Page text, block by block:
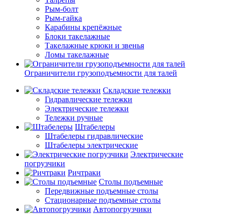
Рым-болт
Рым-гайка
Карабины крепёжные
Блоки такелажные
Такелажные крюки и звенья
Ломы такелажные
Ограничители грузоподъемности для талей
Складские тележки
Гидравлические тележки
Электрические тележки
Тележки ручные
Штабелеры
Штабелеры гидравлические
Штабелеры электрические
Электрические
погрузчики
Ричтраки
Столы подъемные
Передвижные подъемные столы
Стационарные подъемные столы
Автопогрузчики